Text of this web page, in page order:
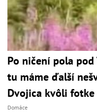
Po ničení pola
tu máme ďalší
Dvojica kvôli fotke
Domáce